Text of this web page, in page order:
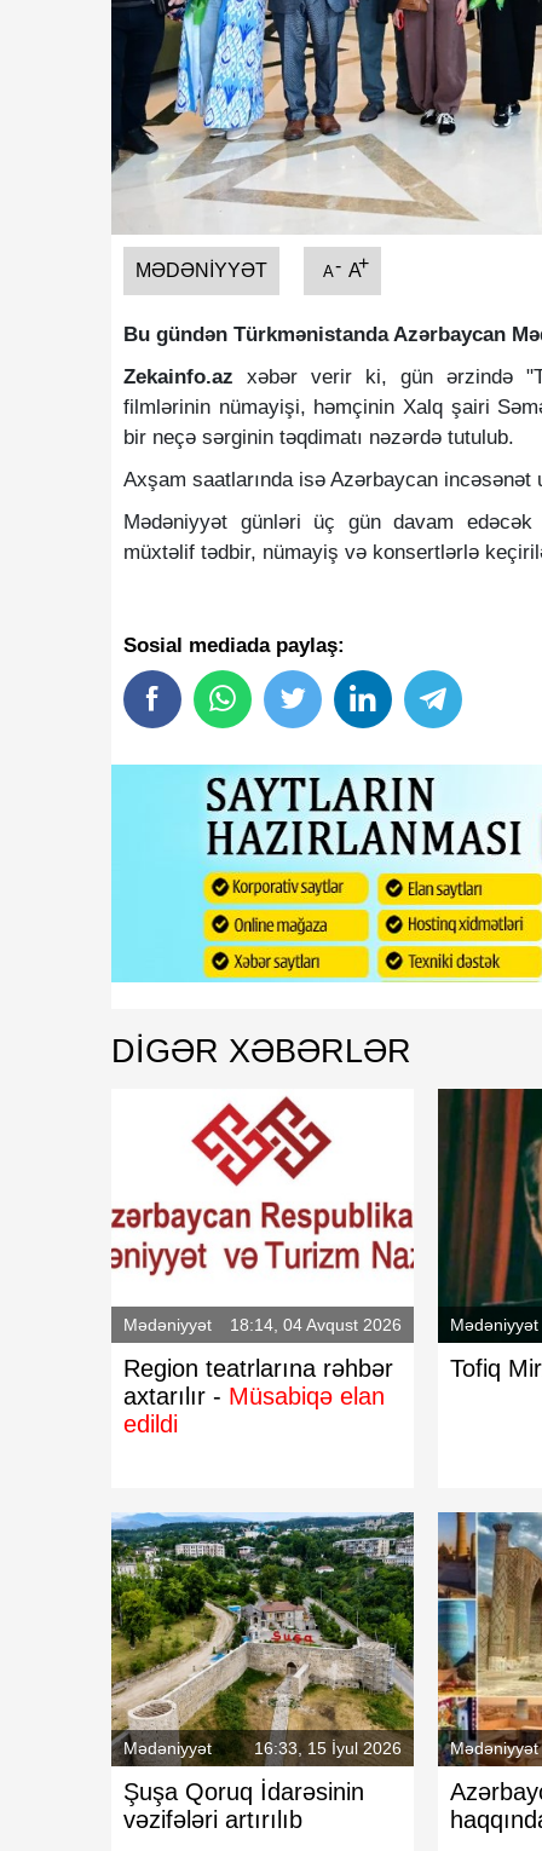
MƏDƏNIYYƏT A- A+
Bu gündən Türkmənistanda Azərbaycan
Zekainfo.az xəbər verir ki, gün ərzində
filmlərinin nümayişi, həmçinin Xalq şairi
bir neçə sərginin təqdimatı nəzərdə tutulub.
Axşam saatlarında isə Azərbaycan incəsənət
Mədəniyyət günləri üç gün davam edəcək
müxtəlif tədbir, nümayiş və konsertlərlə
Sosial mediada paylaş:
DIGƏR XƏBƏRLƏR
Mədəniyyət 18:14, 04 Avqust 2026
Region teatrlarına rəhbər
axtarılır - Müsabiqə elan
edildi
Mədəniyyət
Tofiq
Mədəniyyət 16:33, 15 İyul 2026
Şuşa Qoruq İdarəsinin
vəzifələri artırılıb
Mədəniyyət